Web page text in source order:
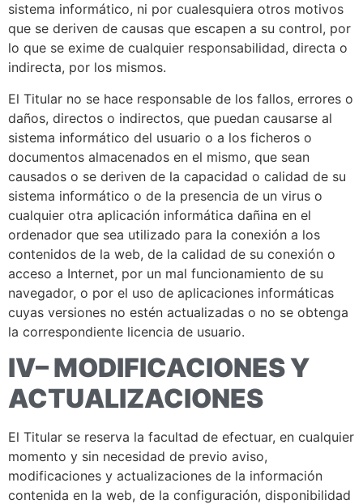
sistema informático, ni por cualesquiera otros motivos
que se deriven de causas que escapen a su control, por
lo que se exime de cualquier responsabilidad, directa o
indirecta, por los mismos.
El Titular no se hace responsable de los fallos, errores o
daños, directos o indirectos, que puedan causarse al
sistema informático del usuario o a los ficheros o
documentos almacenados en el mismo, que sean
causados o se deriven de la capacidad o calidad de su
sistema informático o de la presencia de un virus o
cualquier otra aplicación informática dañina en el
ordenador que sea utilizado para la conexión a los
contenidos de la web, de la calidad de su conexión o
acceso a Internet, por un mal funcionamiento de su
navegador, o por el uso de aplicaciones informáticas
cuyas versiones no estén actualizadas o no se obtenga
la correspondiente licencia de usuario.
IV– MODIFICACIONES Y
ACTUALIZACIONES
El Titular se reserva la facultad de efectuar, en cualquier
momento y sin necesidad de previo aviso,
modificaciones y actualizaciones de la información
contenida en la web, de la configuración, disponibilidad